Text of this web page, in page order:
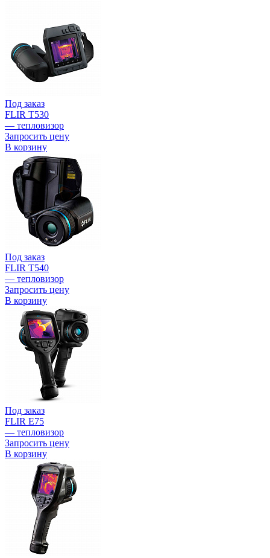
Под заказ
FLIR T530
— тепловизор
Запросить цену
В корзину
Под заказ
FLIR T540
— тепловизор
Запросить цену
В корзину
Под заказ
FLIR E75
— тепловизор
Запросить цену
В корзину